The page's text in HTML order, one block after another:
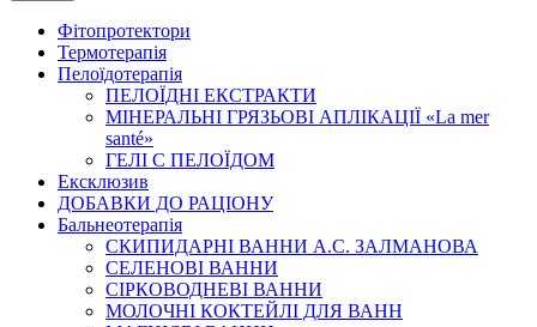
Фітопротектори
Термотерапія
Пелоїдотерапія
ПЕЛОЇДНІ ЕКСТРАКТИ
МІНЕРАЛЬНІ ГРЯЗЬОВІ АПЛІКАЦІЇ «La mer
santé»
ГЕЛІ С ПЕЛОЇДОМ
Ексклюзив
ДОБАВКИ ДО РАЦІОНУ
Бальнеотерапія
СКИПИДАРНІ ВАННИ А.С. ЗАЛМАНОВА
СЕЛЕНОВІ ВАННИ
СІРКОВОДНЕВІ ВАННИ
МОЛОЧНІ КОКТЕЙЛІ ДЛЯ ВАНН